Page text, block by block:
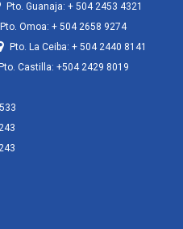
Pto. Guanaja: + 504 2453 4321
Pto. Omoa: + 504 2658 9274
Pto. La Ceiba: + 504 2440 8141
Pto. Castilla: +504 2429 8019